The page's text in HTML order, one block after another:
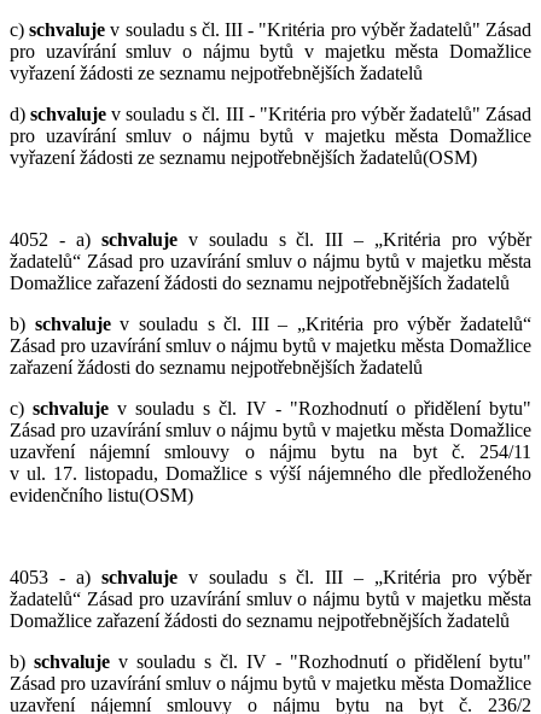
c)schvalujev souladu s čl. III - "Kritéria pro výběr žadatelů" Zásad
pro uzavírání smluv o nájmu bytů v majetku města Domažlice
vyřazení žádosti ze seznamu nejpotřebnějších žadatelů
d)schvalujev souladu s čl. III - "Kritéria pro výběr žadatelů" Zásad
pro uzavírání smluv o nájmu bytů v majetku města Domažlice
vyřazení žádosti ze seznamu nejpotřebnějších žadatelů(OSM)
4052 - a) schvalujev souladu s čl. III – „Kritéria pro výběr
žadatelů“ Zásad pro uzavírání smluv o nájmu bytů v majetku města
Domažlice zařazení žádosti do seznamu nejpotřebnějších žadatelů
b) schvalujev souladu s čl. III – „Kritéria pro výběr žadatelů“
Zásad pro uzavírání smluv o nájmu bytů v majetku města Domažlice
zařazení žádosti do seznamu nejpotřebnějších žadatelů
c)schvaluje v souladu s čl. IV - "Rozhodnutí o přidělení bytu"
Zásad pro uzavírání smluv o nájmu bytů v majetku města Domažlice
uzavření nájemní smlouvy o nájmu bytu na byt č. 254/11
v ul. 17. listopadu, Domažlice s výší nájemného dle předloženého
evidenčního listu(OSM)
4053 - a) schvalujev souladu s čl. III – „Kritéria pro výběr
žadatelů“ Zásad pro uzavírání smluv o nájmu bytů v majetku města
Domažlice zařazení žádosti do seznamu nejpotřebnějších žadatelů
b) schvaluje v souladu s čl. IV - "Rozhodnutí o přidělení bytu"
Zásad pro uzavírání smluv o nájmu bytů v majetku města Domažlice
uzavření nájemní smlouvy o nájmu bytu na byt č. 236/2